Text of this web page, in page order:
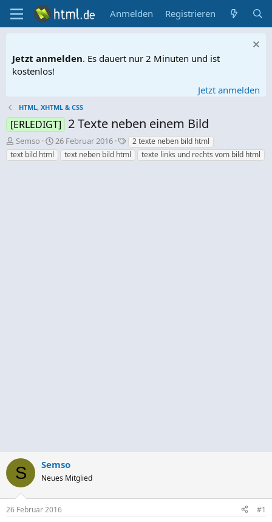
Anmelden Registrieren
Jetzt anmelden. Es dauert nur 2 Minuten und ist
kostenlos!
Jetzt anmelden
HTML, XHTML & CSS
[ERLEDIGT] 2 Texte neben einem Bild
E
r
s
Semso
E
r
s
26 Februar 2016
S
c
h
2 texte neben bild html
text bild html
text neben bild html texte links und rechts vom bild html
S Semso
Neues Mitglied
26 Februar 2016 #1